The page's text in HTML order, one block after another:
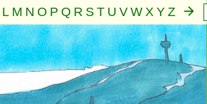
L M N O P Q R S T U V W X Y Z
A B C
Geist·Familie·Gemeinschaft·